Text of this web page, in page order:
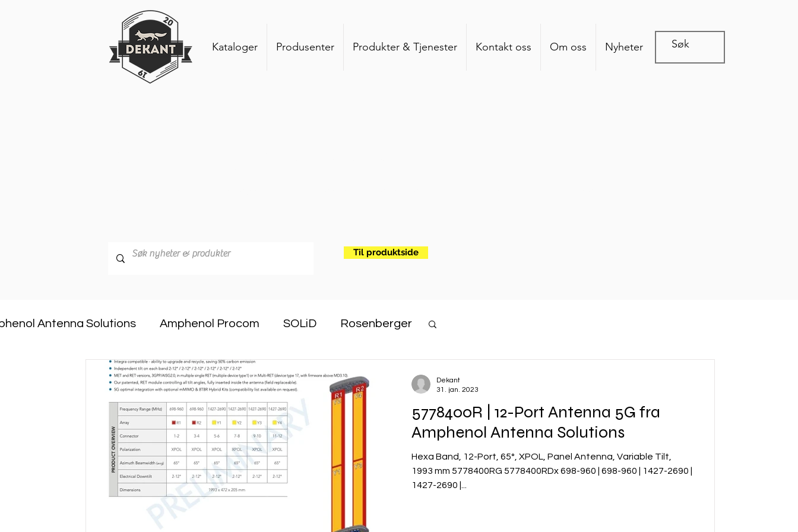
Kataloger Produsenter Produkter & Tjenester Kontakt oss Om oss Nyheter
Til produktside
Antenna Solutions Amphenol Procom SOLiD Rosenberger
Dekant ANDREW an Amphenol Company
5778400R | 12-Port Antenna 5G fra
Amphenol Antenna Solutions
Hexa Band, 12-Port, 65°, XPOL, Panel Antenna, Variable Tilt,
1993 mm 5778400RG 5778400RDx 698-960 | 698-960 | 1427-2690 |
1427-2690 |...
Dekant
31. jan. 2023